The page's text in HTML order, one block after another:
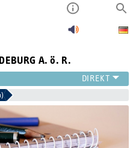
A. ö. R.